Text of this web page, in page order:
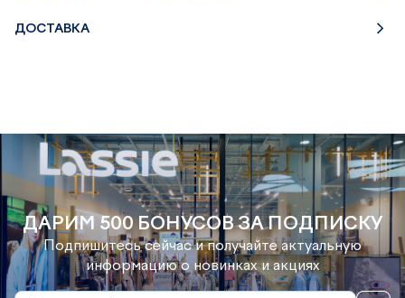
ДОСТАВКА
ДАРИМ 500 БОНУСОВ ЗА ПОДПИСКУ
Подпишитесь сейчас и получайте актуальную
информацию о новинках и акциях